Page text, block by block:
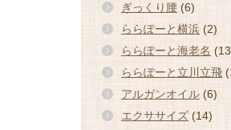
ぎっくり腰 (6)
ららぽーと横浜 (2)
ららぽーと海老名
ららぽーと立川立飛
アルガンオイル (6)
エクササイズ (14)